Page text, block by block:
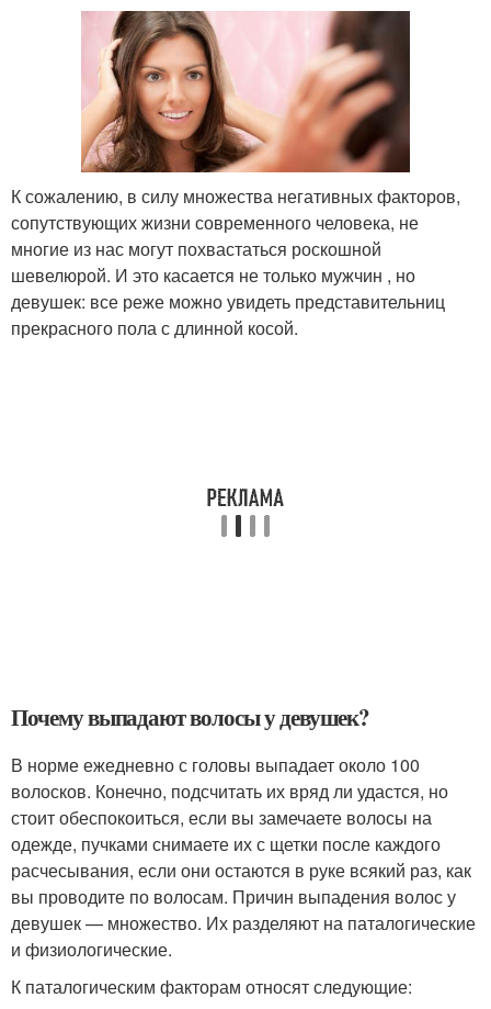
К сожалению, в силу множества негативных факторов,
сопутствующих жизни современного человека, не
многие из нас могут похвастаться роскошной
шевелюрой. И это касается не только мужчин , но
девушек: все реже можно увидеть представительниц
прекрасного пола с длинной косой.
Почему выпадают волосы у девушек?
В норме ежедневно с головы выпадает около 100
волосков. Конечно, подсчитать их вряд ли удастся, но
стоит обеспокоиться, если вы замечаете волосы на
одежде, пучками снимаете их с щетки после каждого
расчесывания, если они остаются в руке всякий раз, как
вы проводите по волосам. Причин выпадения волос у
девушек — множество. Их разделяют на паталогические
и физиологические.
К паталогическим факторам относят следующие: